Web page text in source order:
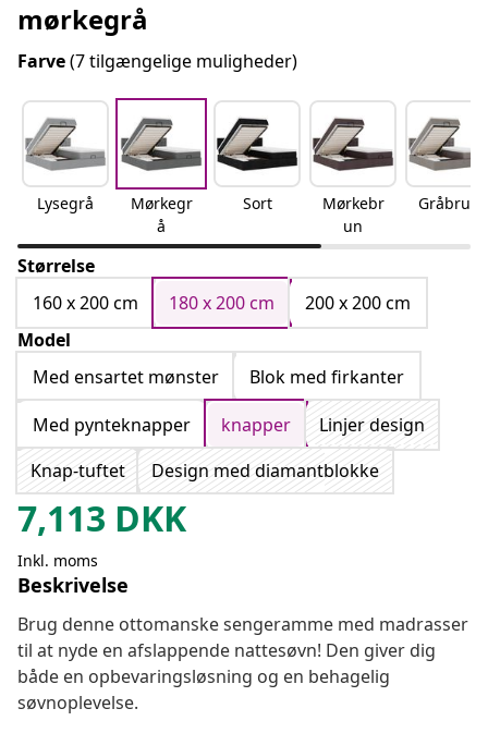
mørkegrå
Farve(7 tilgængelige muligheder)
Lysegrå
Mørkegr
å
Sort
Mørkebr
un
Gråbrun
Størrelse
160 x 200 cm
180 x 200 cm
200 x 200 cm
Model
Med ensartet mønster
Blok med firkanter
Med pynteknapper
knapper
Linjer design
Knap-tuftet
Design med diamantblokke
7,113 DKK
Inkl. moms
Beskrivelse
Brug denne ottomanske sengeramme med madrasser
til at nyde en afslappende nattesøvn! Den giver dig
både en opbevaringsløsning og en behagelig
søvnoplevelse.